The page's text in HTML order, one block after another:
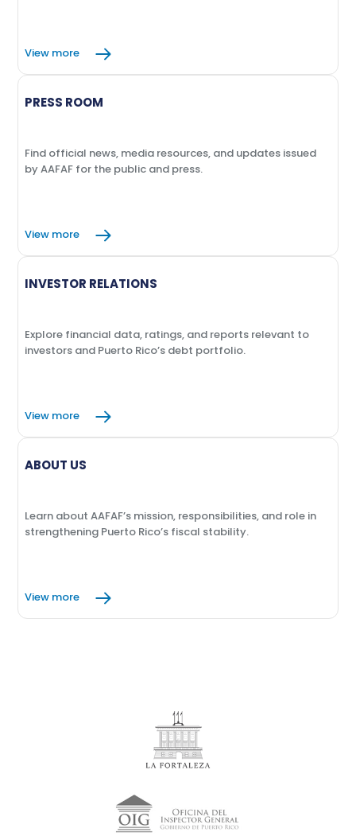
View more
PRESS ROOM
Find official news, media resources, and updates issued
by AAFAF for the public and press.
View more
INVESTOR RELATIONS
Explore financial data, ratings, and reports relevant to
investors and Puerto Rico’s debt portfolio.
View more
ABOUT US
Learn about AAFAF’s mission, responsibilities, and role in
strengthening Puerto Rico’s fiscal stability.
View more